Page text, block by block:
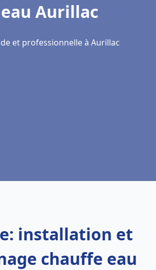
Aurillac
et professionnelle à Aurillac
installation et
chauffe eau